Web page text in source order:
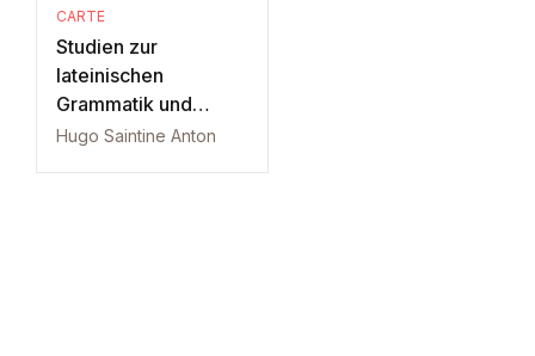
CARTE
Studien zur
lateinischen
Grammatik und
Stilistik: Part 3
Hugo Saintine Anton